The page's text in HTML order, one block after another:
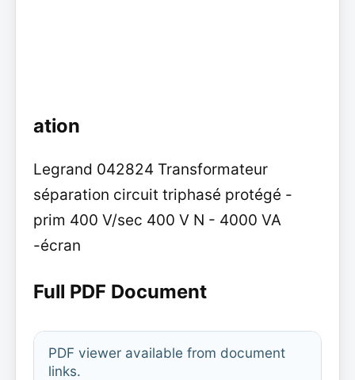
ation
Legrand 042824 Transformateur
séparation circuit triphasé protégé -
prim 400 V/sec 400 V N - 4000 VA
-écran
Full PDF Document
PDF viewer available from document
links.